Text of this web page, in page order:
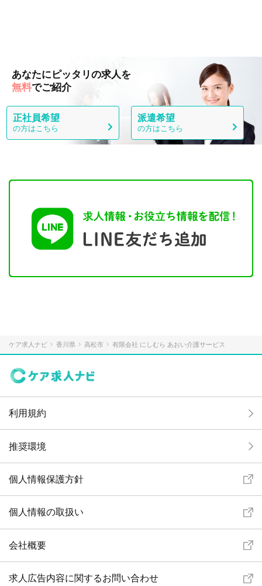
あなたにピッタリの求人を
無料でご紹介
正社員希望
の方はこちら
派遣希望
の方はこちら
ケア求人ナビ 香川県 高松市 有限会社 にしむら あおい介護サービス
利用規約
推奨環境
個人情報保護方針
個人情報の取扱い
会社概要
求人広告内容に関するお問い合わせ